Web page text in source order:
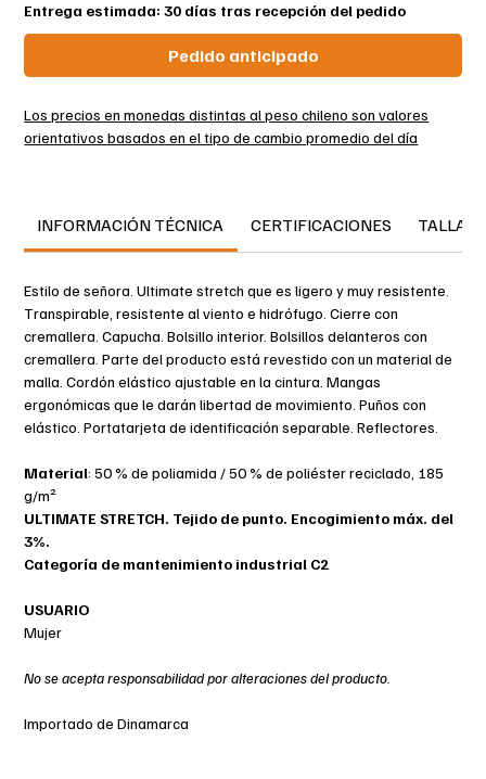
Entrega estimada: 30 días tras recepción del pedido
Pedido anticipado
Los precios en monedas distintas al peso chileno son valores
orientativos basados en el tipo de cambio promedio del día
MASCOT® CUSTOMIZED
diario.
Transpirable e resistente al viento, para que pueda rendir al
máximo en cualquier climatología.
Ajuste de mujer mejorado para usted que desea un ajuste más
ceñido.
Tratamiento de superficie repelente al agua y la suciedad.
Capucha ceñida que acompaña los movimientos de la cabeza.
INFORMACIÓN TÉCNICA CERTIFICACIONES TALLAS
Estilo de señora. Ultimate stretch que es ligero y muy resistente.
Transpirable, resistente al viento e hidrófugo. Cierre con
cremallera. Capucha. Bolsillo interior. Bolsillos delanteros con
cremallera. Parte del producto está revestido con un material de
malla. Cordón elástico ajustable en la cintura. Mangas
ergonómicas que le darán libertad de movimiento. Puños con
elástico. Portatarjeta de identificación separable. Reflectores.
Material: 50 % de poliamida / 50 % de poliéster reciclado, 185
g/m²
ULTIMATE STRETCH. Tejido de punto. Encogimiento máx. del
3%.
Categoría de mantenimiento industrial C2
USUARIO
Mujer
No se acepta responsabilidad por alteraciones del producto.
Importado de Dinamarca